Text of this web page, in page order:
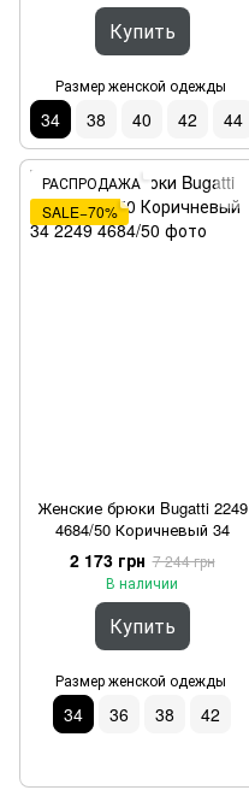
Купить
Размер женской одежды
34 38 40 42 44
РАСПРОДАЖА
SALE−70%
Женские брюки Bugatti 2249
4684/50 Коричневый 34
2 173 грн 7 244 грн
В наличии
Купить
Размер женской одежды
34 36 38 42